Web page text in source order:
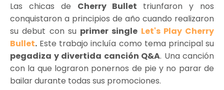
Las chicas de Cherry Bullet triunfaron y nos
conquistaron a principios de año cuando realizaron
su debut con su primer single Let's Play Cherry
Bullet. Este trabajo incluía como tema principal su
pegadiza y divertida canción Q&A. Una canción
con la que lograron ponernos de pie y no parar de
bailar durante todas sus promociones.